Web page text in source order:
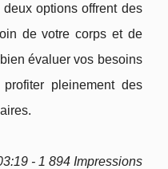
options offrent des
de votre corps et de
évaluer vos besoins
pleinement des
- 1 894 Impressions